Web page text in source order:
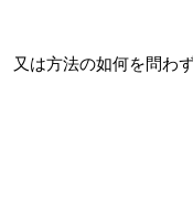
又は方法の如何を問わ